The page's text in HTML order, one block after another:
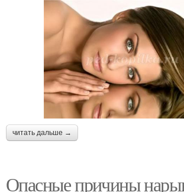
читать дальше →
Опасные причины